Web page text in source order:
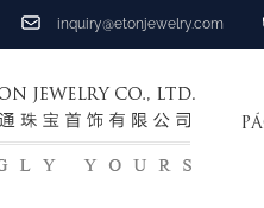
inquiry@etonjewelry.com